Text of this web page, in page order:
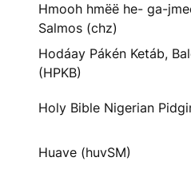
Hmooh hmëë he- ga-
Salmos (chz)
Hodáay Pákén Ketáb,
(HPKB)
Holy Bible Nigerian
Huave (huvSM)